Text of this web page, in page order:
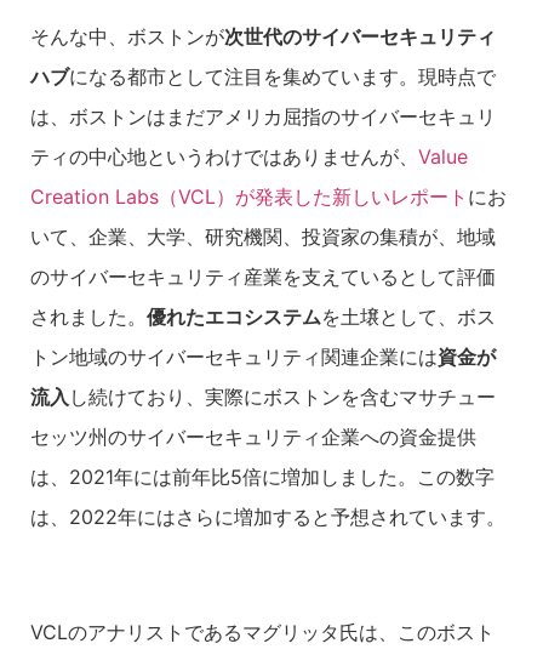
そんな中、ボストンが次世代のサイバーセキュリティ
ハブになる都市として注目を集めています。現時点で
は、ボストンはまだアメリカ屈指のサイバーセキュリ
ティの中心地というわけではありませんが、 Value
Creation Labs（VCL）が発表した新しいレポート にお
いて、企業、大学、研究機関、投資家の集積が、地域
のサイバーセキュリティ産業を支えているとして評価
されました。 優れたエコシステムを土壌として、ボス
トン地域のサイバーセキュリティ関連企業には資金が
流入 し続けており、実際にボストンを含むマサチュー
セッツ州のサイバーセキュリティ企業への資金提供
は、2021年には前年比5倍に増加しました。この数字
は、2022年にはさらに増加すると予想されています。
VCLのアナリストであるマグリッタ氏は、このボスト